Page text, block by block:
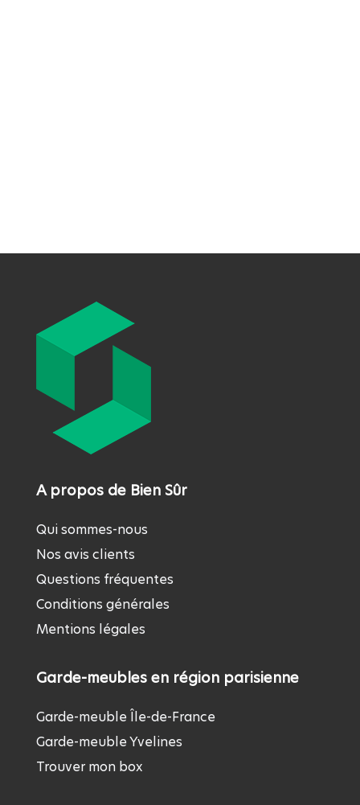
A propos de Bien Sûr
Qui sommes-nous
Nos avis clients
Questions fréquentes
Conditions générales
Mentions légales
Garde-meubles en région parisienne
Garde-meuble Île-de-France
Garde-meuble Yvelines
Trouver mon box